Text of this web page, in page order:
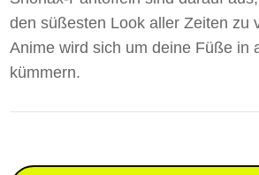
den süßesten Look aller Zeiten zu
Anime wird sich um deine Füße in
kümmern.